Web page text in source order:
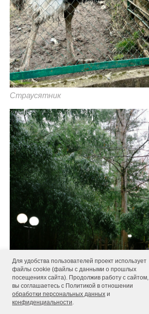
Страусятник
Для удобства пользователей проект использует
файлы cookie (файлы с данными о прошлых
посещениях сайта). Продолжив работу с сайтом,
вы соглашаетесь с Политикой в отношении
обработки персональных данных и
конфиденциальности.